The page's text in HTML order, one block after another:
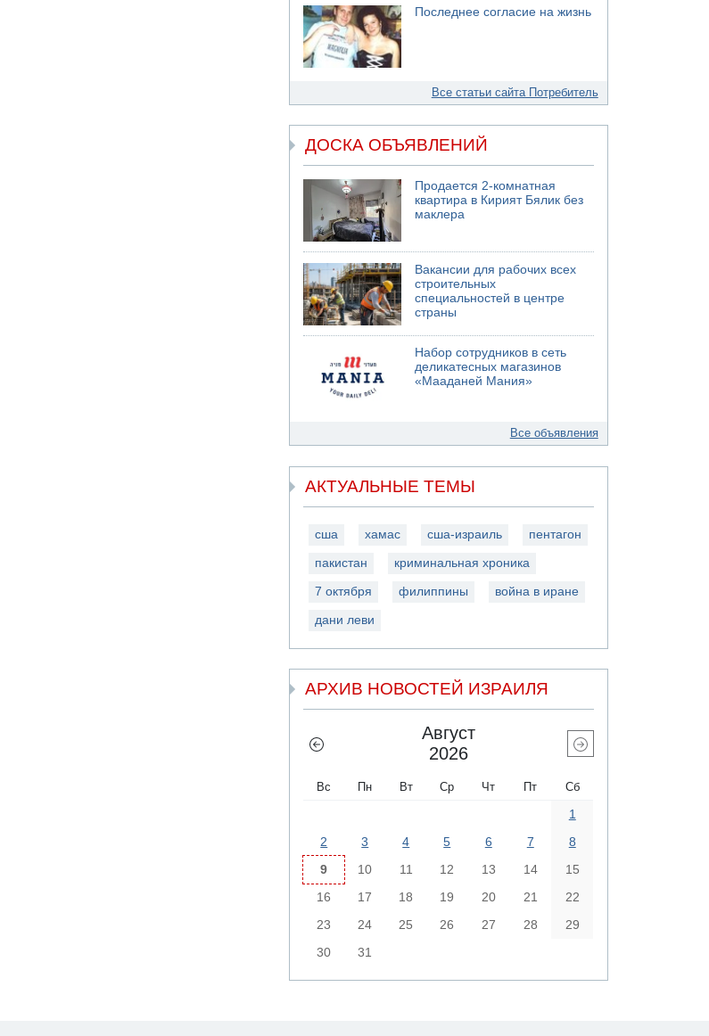
Последнее согласие на жизнь
Все статьи сайта Потребитель
ДОСКА ОБЪЯВЛЕНИЙ
Продается 2-комнатная
квартира в Кирият Бялик без
маклера
Вакансии для рабочих всех
строительных
специальностей в центре
страны
Набор сотрудников в сеть
деликатесных магазинов
«Мааданей Мания»
Все объявления
АКТУАЛЬНЫЕ ТЕМЫ
сша хамас сша-израиль пентагон
пакистан криминальная хроника
7 октября филиппины война в иране
дани леви
АРХИВ НОВОСТЕЙ ИЗРАИЛЯ
Август
2026
Вс Пн Вт Ср Чт Пт Сб
1
2
3 4 5 6 7
8
9
10 11 12 13 14
15
16
17 18 19 20 21
22
23
24 25 26 27 28
29
30
31